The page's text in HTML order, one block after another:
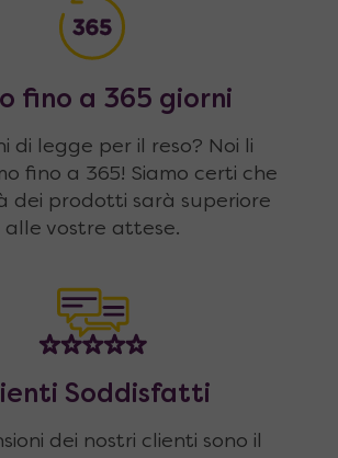
fino a 365 giorni
di legge per il reso? Noi li
fino a 365! Siamo certi che
dei prodotti sarà superiore
alle vostre attese.
Soddisfatti
dei nostri clienti sono il